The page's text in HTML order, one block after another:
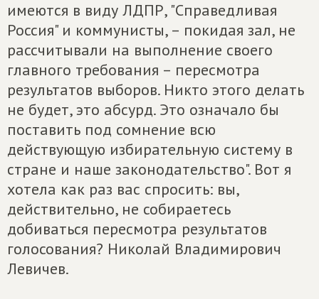
имеются в виду ЛДПР, "Справедливая
Россия" и коммунисты, – покидая зал, не
рассчитывали на выполнение своего
главного требования – пересмотра
результатов выборов. Никто этого делать
не будет, это абсурд. Это означало бы
поставить под сомнение всю
действующую избирательную систему в
стране и наше законодательство". Вот я
хотела как раз вас спросить: вы,
действительно, не собираетесь
добиваться пересмотра результатов
голосования? Николай Владимирович
Левичев.